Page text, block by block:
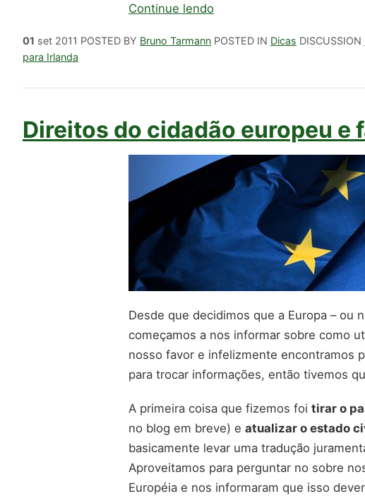
Continue lendo
01 set 2011 POSTED BY Bruno Tarmann POSTED IN Dicas DISCUSSION
para Irlanda
Direitos do cidadão europeu e
Desde que decidimos que a Europa – ou
começamos a nos informar sobre como
nosso favor e infelizmente encontramos
para trocar informações, então tivemos
A primeira coisa que fizemos foi tirar o
no blog em breve) e atualizar o estado
basicamente levar uma tradução
Aproveitamos para perguntar no sobre
Européia e nos informaram que isso